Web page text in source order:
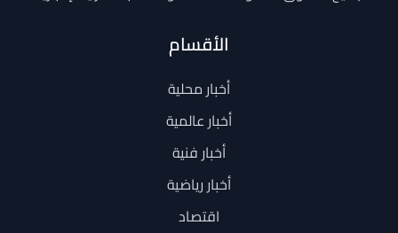
الأقسام
أخبار محلية
أخبار عالمية
أخبار فنية
أخبار رياضية
اقتصاد